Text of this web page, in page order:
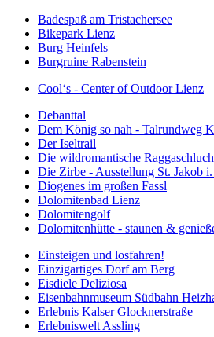
Badespaß am Tristachersee
Bikepark Lienz
Burg Heinfels
Burgruine Rabenstein
Cool‘s - Center of Outdoor Lienz
Debanttal
Dem König so nah - Talrundweg
Der Iseltrail
Die wildromantische
Die Zirbe - Ausstellung St. Jakob
Diogenes im großen Fassl
Dolomitenbad Lienz
Dolomitengolf
Dolomitenhütte - staunen &
Einsteigen und losfahren!
Einzigartiges Dorf am Berg
Eisdiele Deliziosa
Eisenbahnmuseum Südbahn
Erlebnis Kalser Glocknerstraße
Erlebniswelt Assling